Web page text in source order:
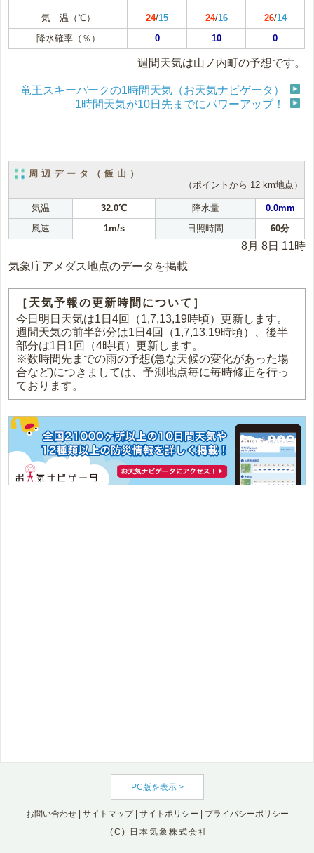
気 温（℃） 24/15 24/16 26/14
降水確率（％）
0 10 0
週間天気は山ノ内町の予想です。
竜王スキーパークの1時間天気（お天気ナビゲータ）
1時間天気が10日先までにパワーアップ！
周辺データ（飯山）
（ポイントから 12 km地点）
気温 32.0℃ 降水量
0.0mm
風速
1m/s 日照時間 60分
8月 8日 11時
気象庁アメダス地点のデータを掲載
［天気予報の更新時間について］
今日明日天気は1日4回（1,7,13,19時頃）更新します。
週間天気の前半部分は1日4回（1,7,13,19時頃）、後半
部分は1日1回（4時頃）更新します。
※数時間先までの雨の予想(急な天候の変化があった場
合など)につきましては、予測地点毎に毎時修正を行っ
ております。
PC版を表示 >
お問い合わせ| サイトマップ| サイトポリシー
プライバシーポリシー
(C) 日本気象株式会社